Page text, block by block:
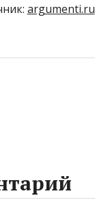
argumenti.ru